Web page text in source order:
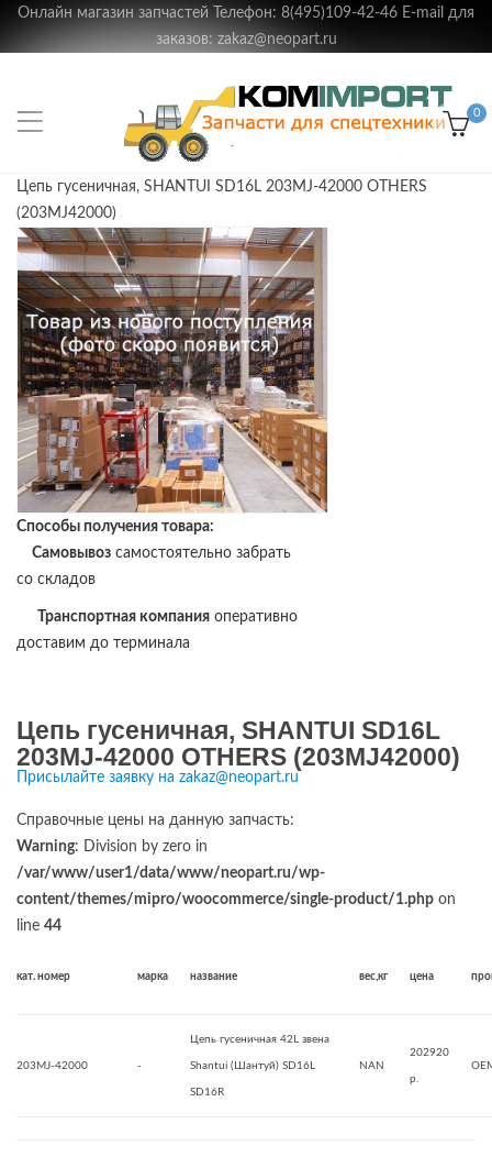
Онлайн магазин запчастей Телефон: 8(495)109-42-46 E-mail для
заказов: zakaz@neopart.ru
0
Цепь гусеничная, SHANTUI SD16L 203MJ-42000 OTHERS
(203MJ42000)
Способы получения товара:
Самовывоз самостоятельно забрать
со складов
Транспортная компания оперативно
доставим до терминала
Цепь гусеничная, SHANTUI SD16L
203MJ-42000 OTHERS (203MJ42000)
Присылайте заявку на zakaz@neopart.ru
Справочные цены на данную запчасть:
Warning: Division by zero in
/var/www/user1/data/www/neopart.ru/wp-
content/themes/mipro/woocommerce/single-product/1.php on
line 44
кат. номер марка название вес,кг цена
203MJ-42000 -
Цепь гусеничная 42L звена
Shantui (Шантуй) SD16L
SD16R
NAN
202920
р.